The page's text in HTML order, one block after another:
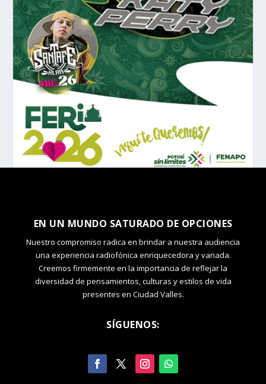
EN UN MUNDO SATURADO DE OPCIONES
Nuestro compromiso radica en brindar a nuestra audiencia
una experiencia radiofónica enriquecedora y variada.
Creemos firmemente en la importancia de reflejar la
diversidad de pensamientos, culturas y estilos de vida
presentes en Ciudad Valles.
SÍGUENOS: